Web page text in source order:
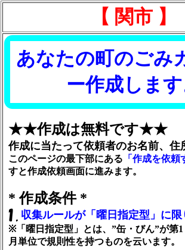
【 関市 】
あなたの町のごみ
ー作成します
★★作成は無料です★★
作成に当たって依頼者のお名前、住
このページの最下部にある 「作成を依頼
すと作成依頼画面に進みます。
* 作成条件 *
収集ルールが「曜日指定型」に限
※「曜日指定型」とは、”缶・びん”が第
月単位で規則性を持つものを云います。